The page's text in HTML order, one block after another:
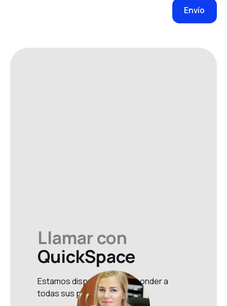
Llamar con
QuickSpace
Estamos dispuestos a responder a
todas sus preguntas.